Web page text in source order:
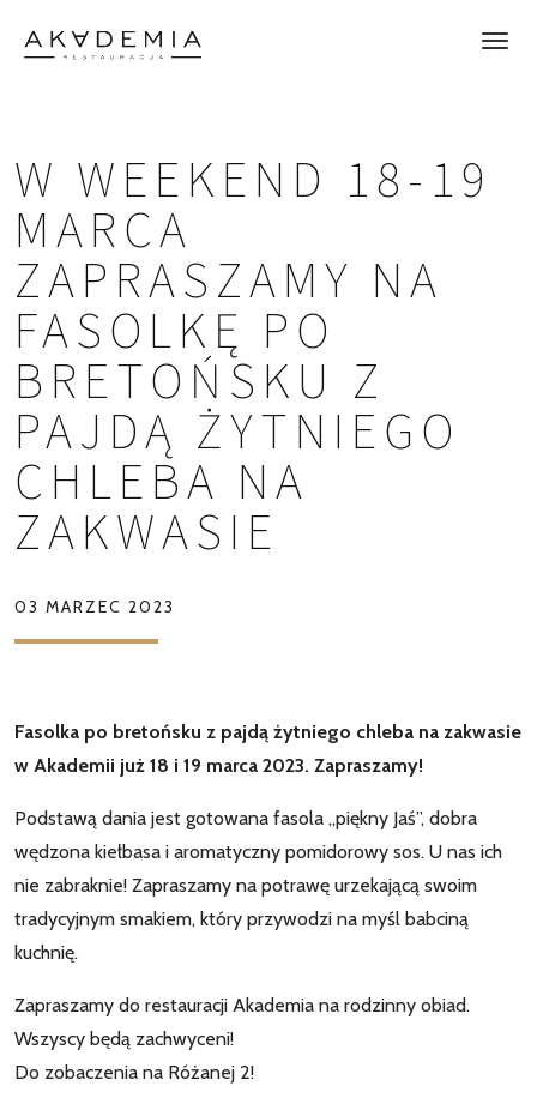
W WEEKEND 18-19
MARCA
ZAPRASZAMY NA
FASOLKĘ PO
BRETOŃSKU Z
PAJDĄ ŻYTNIEGO
CHLEBA NA
ZAKWASIE
03 MARZEC 2023
Fasolka po bretońsku z pajdą żytniego chleba na zakwasie
w Akademii już 18 i 19 marca 2023. Zapraszamy!
Podstawą dania jest gotowana fasola „piękny Jaś”, dobra
wędzona kiełbasa i aromatyczny pomidorowy sos. U nas ich
nie zabraknie! Zapraszamy na potrawę urzekającą swoim
tradycyjnym smakiem, który przywodzi na myśl babciną
kuchnię.
Zapraszamy do restauracji Akademia na rodzinny obiad.
Wszyscy będą zachwyceni!
Do zobaczenia na Różanej 2!